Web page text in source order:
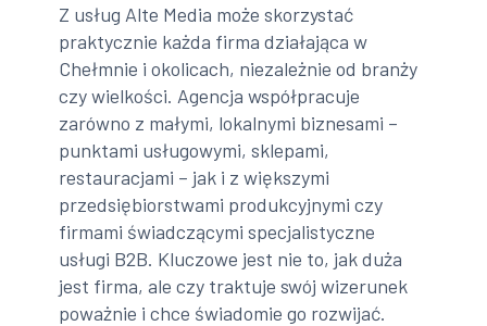
Z usług Alte Media może skorzystać
praktycznie każda firma działająca w
Chełmnie i okolicach, niezależnie od branży
czy wielkości. Agencja współpracuje
zarówno z małymi, lokalnymi biznesami –
punktami usługowymi, sklepami,
restauracjami – jak i z większymi
przedsiębiorstwami produkcyjnymi czy
firmami świadczącymi specjalistyczne
usługi B2B. Kluczowe jest nie to, jak duża
jest firma, ale czy traktuje swój wizerunek
poważnie i chce świadomie go rozwijać.